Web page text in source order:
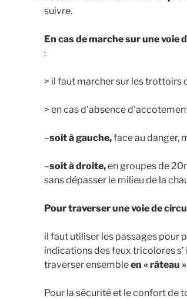
suivre.
En cas de marche sur une
:
> il faut marcher sur les trottoirs
> en cas d’absence
–soit à gauche,face au danger,
–soit à droite,en groupes de
sans dépasser le milieu de la
Pour traverser une voie de
il faut utiliser les passages pour
indications des feux tricolores s’
traverser ensembleen « râteau »
Pour la sécurité et le confort de